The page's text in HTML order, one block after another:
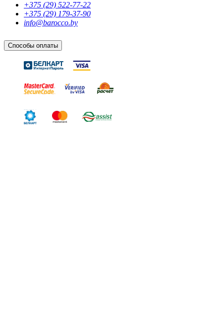
+375 (29) 522-77-22
+375 (29) 179-37-90
info@barocco.by
Способы оплаты